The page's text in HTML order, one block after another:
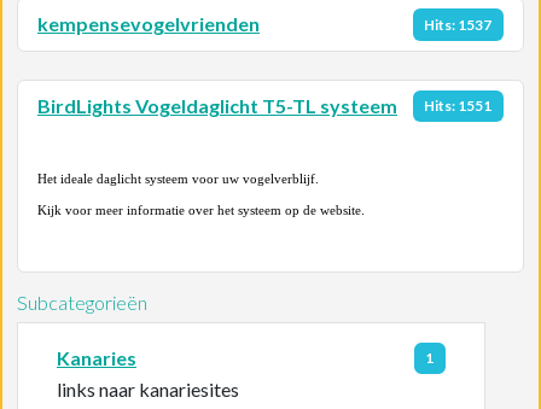
kempensevogelvrienden Hits: 1537
BirdLights Vogeldaglicht T5-TL systeem Hits: 1551
Het ideale daglicht systeem voor uw vogelverblijf.
Kijk voor meer informatie over het systeem op de website.
Subcategorieën
Kanaries 1
links naar kanariesites